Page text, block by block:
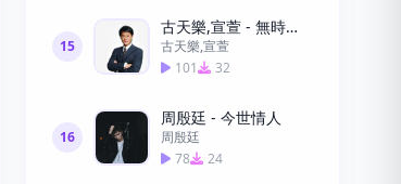
15
古天樂,宣萱 - 無時空之戀
古天樂,宣萱
101
32
16
周殷廷 - 今世情人
周殷廷
78
24